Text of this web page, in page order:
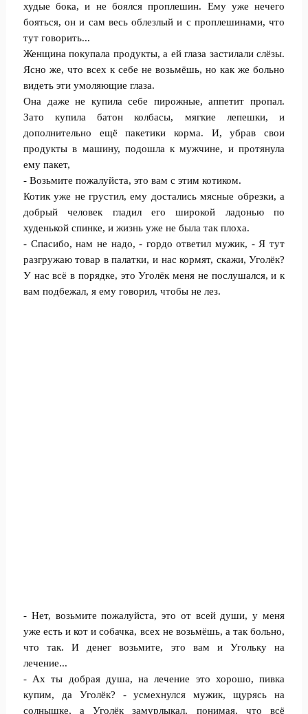
худые бока, и не боялся проплешин. Ему уже нечего
бояться, он и сам весь облезлый и с проплешинами, что
тут говорить...
Женщина покупала продукты, а ей глаза застилали слёзы.
Ясно же, что всех к себе не возьмёшь, но как же больно
видеть эти умоляющие глаза.
Она даже не купила себе пирожные, аппетит пропал.
Зато купила батон колбасы, мягкие лепешки, и
дополнительно ещё пакетики корма. И, убрав свои
продукты в машину, подошла к мужчине, и протянула
ему пакет,
- Возьмите пожалуйста, это вам с этим котиком.
Котик уже не грустил, ему достались мясные обрезки, а
добрый человек гладил его широкой ладонью по
худенькой спинке, и жизнь уже не была так плоха.
- Спасибо, нам не надо, - гордо ответил мужик, - Я тут
разгружаю товар в палатки, и нас кормят, скажи, Уголёк?
У нас всё в порядке, это Уголёк меня не послушался, и к
вам подбежал, я ему говорил, чтобы не лез.
- Нет, возьмите пожалуйста, это от всей души, у меня
уже есть и кот и собачка, всех не возьмёшь, а так больно,
что так. И денег возьмите, это вам и Угольку на
лечение...
- Ах ты добрая душа, на лечение это хорошо, пивка
купим, да Уголёк? - усмехнулся мужик, щурясь на
солнышке, а Уголёк замурлыкал, понимая, что всё